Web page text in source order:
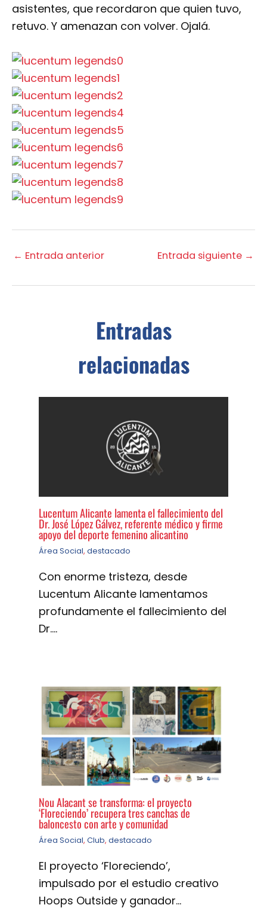
asistentes, que recordaron que quien tuvo,
retuvo. Y amenazan con volver. Ojalá.
← Entrada anterior Entrada siguiente →
Entradas
relacionadas
Lucentum Alicante lamenta el fallecimiento del
Dr. José López Gálvez, referente médico y firme
apoyo del deporte femenino alicantino
Área Social, destacado
Con enorme tristeza, desde
Lucentum Alicante lamentamos
profundamente el fallecimiento del
Dr.…
Nou Alacant se transforma: el proyecto
‘Floreciendo’ recupera tres canchas de
baloncesto con arte y comunidad
Área Social, Club, destacado
El proyecto ‘Floreciendo’,
impulsado por el estudio creativo
Hoops Outside y ganador…